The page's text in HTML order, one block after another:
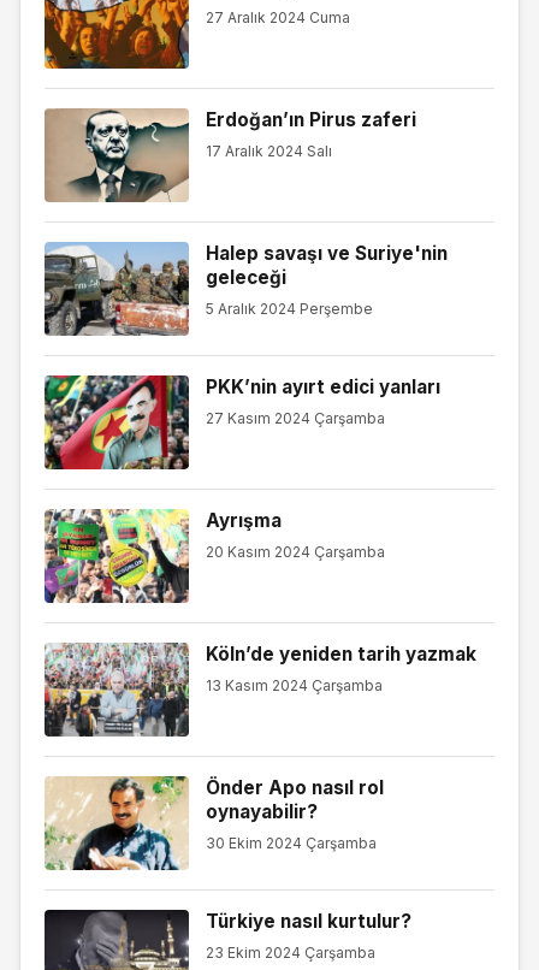
27 Aralık 2024 Cuma
Erdoğan’ın Pirus zaferi
17 Aralık 2024 Salı
Halep savaşı ve Suriye'nin
geleceği
5 Aralık 2024 Perşembe
PKK’nin ayırt edici yanları
27 Kasım 2024 Çarşamba
Ayrışma
20 Kasım 2024 Çarşamba
Köln’de yeniden tarih yazmak
13 Kasım 2024 Çarşamba
Önder Apo nasıl rol
oynayabilir?
30 Ekim 2024 Çarşamba
Türkiye nasıl kurtulur?
23 Ekim 2024 Çarşamba